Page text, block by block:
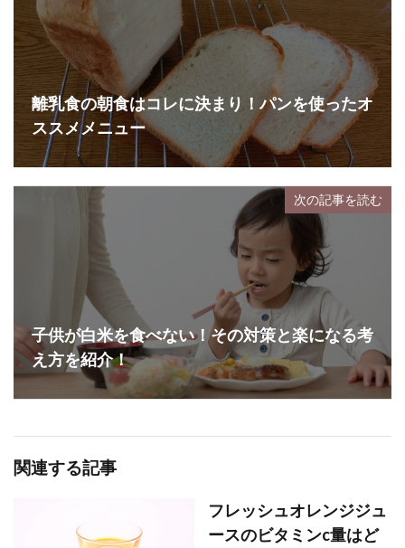
離乳食の朝食はコレに決まり！パンを使ったオ
ススメメニュー
次の記事を読む
子供が白米を食べない！その対策と楽になる考
え方を紹介！
関連する記事
フレッシュオレンジジュ
ースのビタミンc量はど